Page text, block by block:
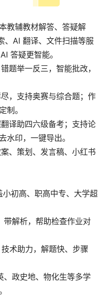
教辅教材解答、答疑解
、AI 翻译、文件扫描等服
答疑更智能。
题举一反三，智能批改，
，支持奥赛与综合题；作
制。
译助四六级备考；支持论
水印，一键导出。
、策划、发言稿、小红书
初高、职高中专、大学超
带解析，帮助检查作业对
术助力，解题快、步骤
、政史地、物化生等多学